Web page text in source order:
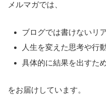
メルマガでは、
ブログでは書けないリ
人生を変えた思考や行
具体的に結果を出すた
をお届けしています。